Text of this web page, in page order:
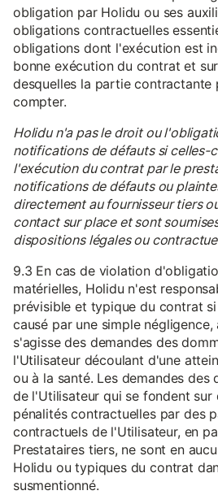
obligation par Holidu ou ses
obligations contractuelles
obligations dont l'exécution est
bonne exécution du contrat et
desquelles la partie contractante
compter.
Holidu n'a pas le droit ou
notifications de défauts si celles-
l'exécution du contrat par le
notifications de défauts ou
directement au fournisseur tiers
contact sur place et sont
dispositions légales ou
9.3 En cas de violation
matérielles, Holidu n'est
prévisible et typique du contrat
causé par une simple
s'agisse des demandes des
l'Utilisateur découlant d'une
ou à la santé. Les demandes des
de l'Utilisateur qui se fondent sur
pénalités contractuelles par des
contractuels de l'Utilisateur, en
Prestataires tiers, ne sont en
Holidu ou typiques du contrat
susmentionné.